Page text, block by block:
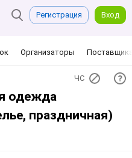
Регистрация Вход
Организаторы
ЧС
одежда
праздничная)